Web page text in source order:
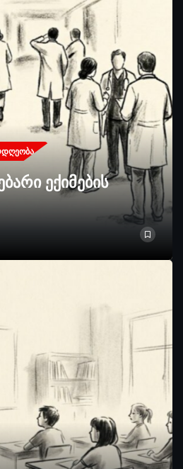
ექიმების